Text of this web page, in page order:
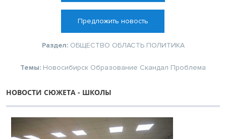
Предложить новость
Раздел: ОБЩЕСТВО ОБЛАСТЬ ПОЛИТИКА
Темы: Новосибирск Образование Скандал Проблема
НОВОСТИ СЮЖЕТА - ШКОЛЫ